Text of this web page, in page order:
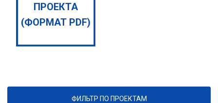
ПРОЕКТА
(ФОРМАТ PDF)
ФИЛЬТР ПО ПРОЕКТАМ